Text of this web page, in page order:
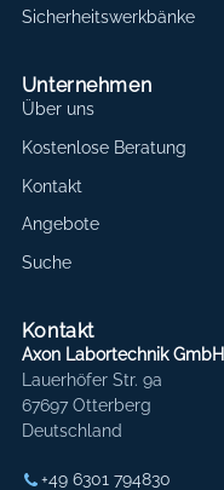
Sicherheitswerkbänke
Unternehmen
Über uns
Kostenlose Beratung
Kontakt
Angebote
Suche
Kontakt
Axon Labortechnik GmbH
Lauerhöfer Str. 9a
67697 Otterberg
Deutschland
+49 6301 794830